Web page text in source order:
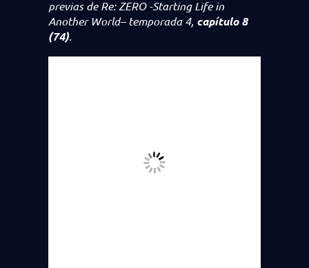
previas deRe: ZERO -Starting Life in
Another World– temporada 4, capítulo 8
(74).